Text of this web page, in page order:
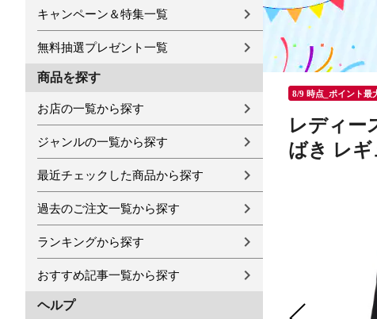
キャンペーン＆特集一覧
無料抽選プレゼント一覧
商品を探す
お店の一覧から探す
ジャンルの一覧から探す
最近チェックした商品から探す
過去のご注文一覧から探す
ランキングから探す
おすすめ記事一覧から探す
ヘルプ
8/9 時点_ポイント最
レディー
ばき レギ